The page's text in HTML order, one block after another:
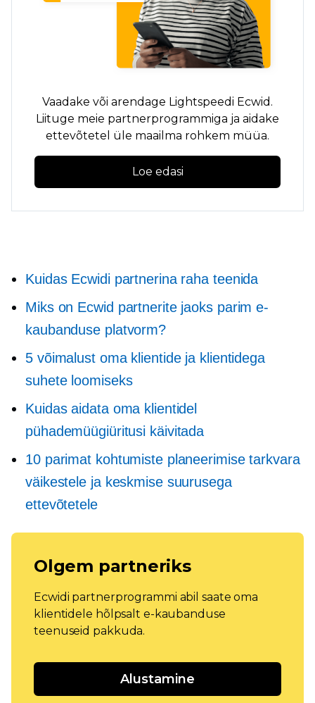
Vaadake või arendage Lightspeedi Ecwid.
Liituge meie partnerprogrammiga ja aidake
ettevõtetel üle maailma rohkem müüa.
Loe edasi
Kuidas Ecwidi partnerina raha teenida
Miks on Ecwid partnerite jaoks parim e-
kaubanduse platvorm?
5 võimalust oma klientide ja klientidega
suhete loomiseks
Kuidas aidata oma klientidel
pühademüügiüritusi käivitada
10 parimat kohtumiste planeerimise tarkvara
väikestele ja keskmise suurusega
ettevõtetele
Olgem partneriks
Ecwidi partnerprogrammi abil saate oma
klientidele hõlpsalt e-kaubanduse
teenuseid pakkuda.
Alustamine